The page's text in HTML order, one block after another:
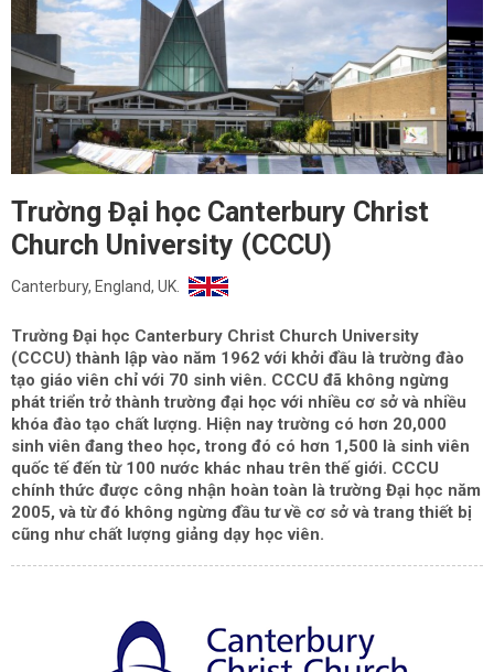
Trường Đại học Canterbury Christ
Church University (CCCU)
Canterbury, England, UK.
Trường Đại học Canterbury Christ Church University
(CCCU) thành lập vào năm 1962 với khởi đầu là trường đào
tạo giáo viên chỉ với 70 sinh viên. CCCU đã không ngừng
phát triển trở thành trường đại học với nhiều cơ sở và nhiều
khóa đào tạo chất lượng. Hiện nay trường có hơn 20,000
sinh viên đang theo học, trong đó có hơn 1,500 là sinh viên
quốc tế đến từ 100 nước khác nhau trên thế giới. CCCU
chính thức được công nhận hoàn toàn là trường Đại học năm
2005, và từ đó không ngừng đầu tư về cơ sở và trang thiết bị
cũng như chất lượng giảng dạy học viên.